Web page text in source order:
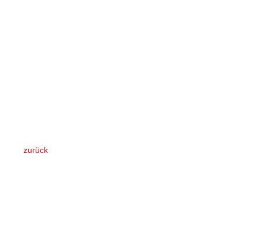
zurück